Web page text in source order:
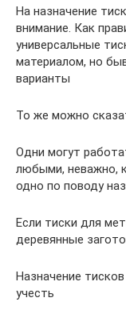
На назначение
внимание. Как
универсальные
материалом, но
варианты
То же можно
Одни могут
любыми, неважно,
одно по поводу
Если тиски для
деревянные
Назначение
учесть